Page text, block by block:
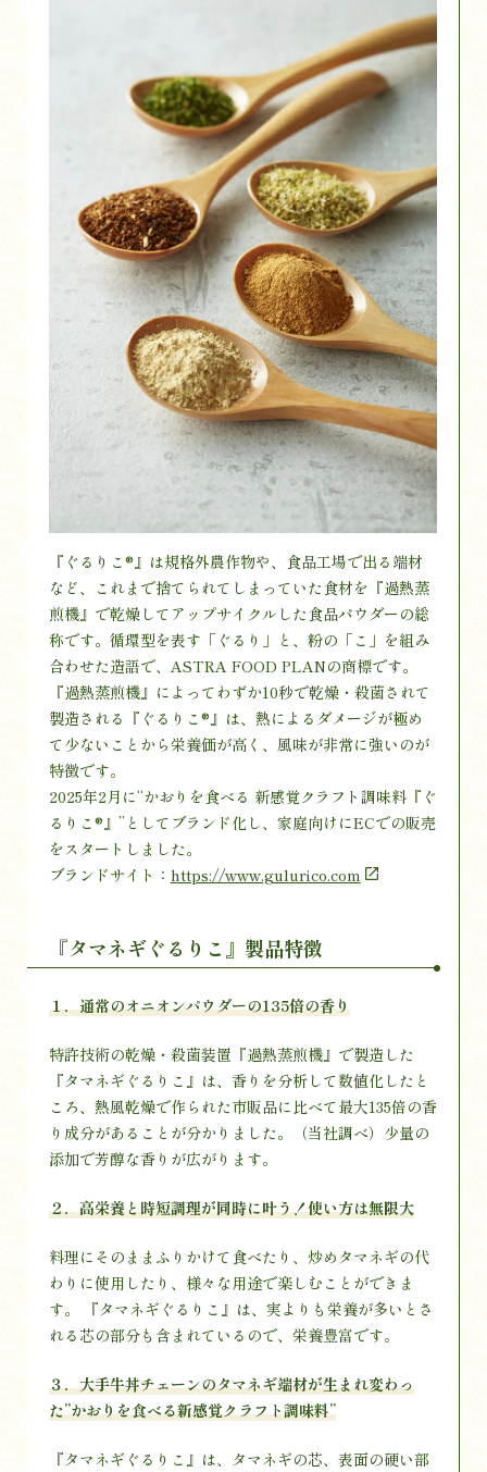
『ぐるりこ®』は規格外農作物や、食品工場で出る端材
など、これまで捨てられてしまっていた食材を『過熱蒸
煎機』で乾燥してアップサイクルした食品パウダーの総
称です。循環型を表す「ぐるり」と、粉の「こ」を組み
合わせた造語で、ASTRA FOOD PLANの商標です。
『過熱蒸煎機』によってわずか10秒で乾燥・殺菌されて
製造される『ぐるりこ®』は、熱によるダメージが極め
て少ないことから栄養価が高く、風味が非常に強いのが
特徴です。
2025年2月に“かおりを食べる 新感覚クラフト調味料『ぐ
るりこ®』”としてブランド化し、家庭向けにECでの販売
をスタートしました。
ブランドサイト： https://www.gulurico.com
『タマネギぐるりこ』製品特徴
１．通常のオニオンパウダーの135倍の香り
特許技術の乾燥・殺菌装置『過熱蒸煎機』で製造した
『タマネギぐるりこ』は、香りを分析して数値化したと
ころ、熱風乾燥で作られた市販品に比べて最大135倍の香
り成分があることが分かりました。（当社調べ）少量の
添加で芳醇な香りが広がります。
２．高栄養と時短調理が同時に叶う！使い方は無限大
料理にそのままふりかけて食べたり、炒めタマネギの代
わりに使用したり、様々な用途で楽しむことができま
す。 『タマネギぐるりこ』は、実よりも栄養が多いとさ
れる芯の部分も含まれているので、栄養豊富です。
３．大手牛丼チェーンのタマネギ端材が生まれ変わっ
た”かおりを食べる新感覚クラフト調味料”
『タマネギぐるりこ』は、タマネギの芯、表面の硬い部